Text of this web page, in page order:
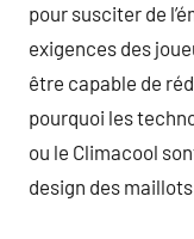
pour susciter de
exigences des
être capable de
pourquoi les
ou le Climacool
design des